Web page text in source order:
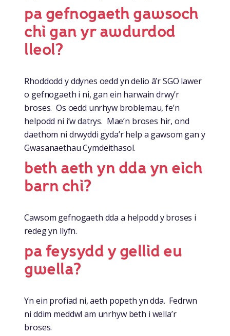
pa gefnogaeth gawsoch
chi gan yr awdurdod
lleol?
Rhoddodd y ddynes oedd yn delio â’r SGO lawer
o gefnogaeth i ni, gan ein harwain drwy’r
broses. Os oedd unrhyw broblemau, fe’n
helpodd ni i’w datrys. Mae’n broses hir, ond
daethom ni drwyddi gyda’r help a gawsom gan y
Gwasanaethau Cymdeithasol.
beth aeth yn dda yn eich
barn chi?
Cawsom gefnogaeth dda a helpodd y broses i
redeg yn llyfn.
pa feysydd y gellid eu
gwella?
Yn ein profiad ni, aeth popeth yn dda. Fedrwn
ni ddim meddwl am unrhyw beth i wella’r
broses.